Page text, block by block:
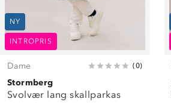
NY
INTROPRIS
Dame (0)
Stormberg
Svolvær lang skallparkas